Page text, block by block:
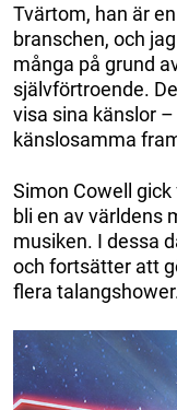
Tvärtom, han är
branschen, och
många på grund
självförtroende.
visa sina känslor
känslosamma
Simon Cowell
bli en av världens
musiken. I dessa
och fortsätter att
flera